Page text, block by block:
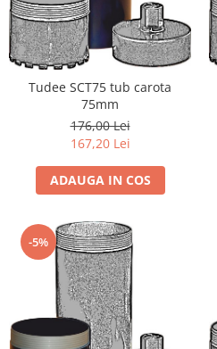
Tudee SCT75 tub carota
75mm
176,00 Lei
167,20 Lei
ADAUGA IN COS
-5%